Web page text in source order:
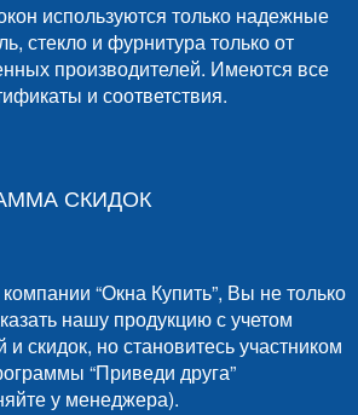
используются только надежные
стекло и фурнитура только от
производителей. Имеются все
и соответствия.
СКИДОК
“Окна Купить”, Вы не только
нашу продукцию с учетом
скидок, но становитесь участником
“Приведи друга”
у менеджера).